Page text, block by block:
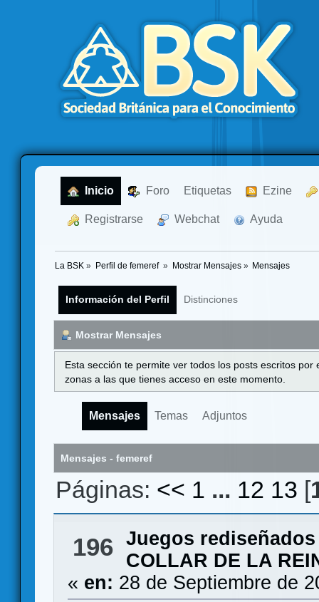
Inicio Foro Etiquetas Ezine
Registrarse Webchat Ayuda
La BSK » Perfil de femeref » Mostrar Mensajes» Mensajes
Información del Perfil Distinciones
Mostrar Mensajes
Esta sección te permite ver todos los posts escritos
zonas a las que tienes acceso en este momento.
Mensajes Temas Adjuntos
Mensajes - femeref
Páginas: << 1 ... 12 13 [
196 Juegos rediseñados
COLLAR DE LA
« en: 28 de Septiembre de